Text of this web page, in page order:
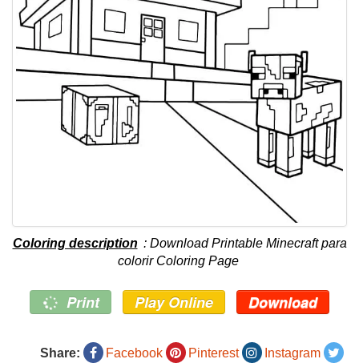
Coloring description : Download Printable Minecraft para
colorir Coloring Page
Print Play Online Download
Share: Facebook Pinterest
Instagram